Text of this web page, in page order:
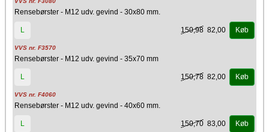
Rensebørster - M12 udv. gevind - 30x80 mm.
L 150,98 82,00 Køb
VVS nr. F3570
Rensebørster - M12 udv. gevind - 35x70 mm
L 150,78 82,00 Køb
VVS nr. F4060
Rensebørster - M12 udv. gevind - 40x60 mm.
L 150,70 83,00 Køb